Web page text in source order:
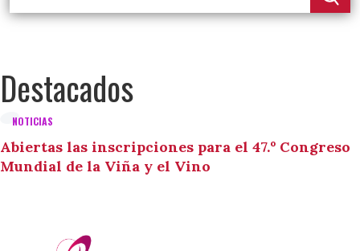
Destacados
NOTICIAS
Abiertas las inscripciones para el 47.º Congreso
Mundial de la Viña y el Vino